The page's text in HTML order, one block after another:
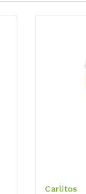
Carlitos